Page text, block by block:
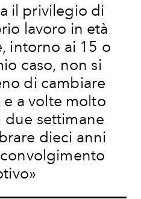
il privilegio di
lavoro in età
intorno ai 15 o
caso, non si
di cambiare
a volte molto
settimane
dieci anni